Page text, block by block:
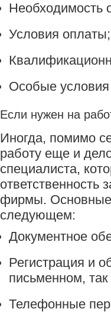
Необходимость
Условия оплаты;
Особые
Если нужен на
Иногда, помимо
работу еще и
специалиста,
ответственность
фирмы. Основные
следующем:
Документное
Регистрация и
письменном,
Телефонные